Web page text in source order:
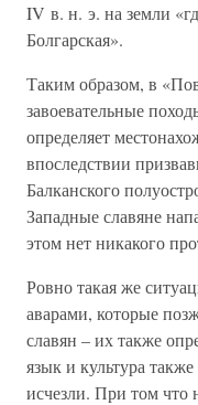
IV в. н. э. на земли
Болгарская».
Таким образом, в
завоевательные
определяет
впоследствии
Балканского
Западные славяне
этом нет никакого
Ровно такая же
аварами, которые
славян – их также
язык и культура
исчезли. При том что